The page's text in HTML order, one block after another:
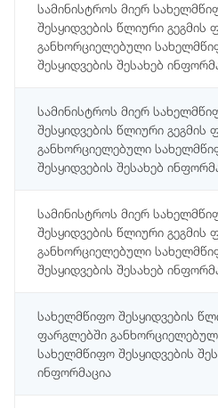
სამინისტროს მიერ
შესყიდვების წლიური გეგმის
განხორციელებული
შესყიდვების შესახებ
სამინისტროს მიერ
შესყიდვების წლიური გეგმის
განხორციელებული
შესყიდვების შესახებ
სამინისტროს მიერ
შესყიდვების წლიური გეგმის
განხორციელებული
შესყიდვების შესახებ
სახელმწიფო შესყიდვების
ფარგლებში
სახელმწიფო შესყიდვების
ინფორმაცია